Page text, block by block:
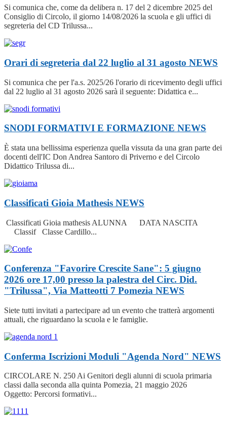
Si comunica che, come da delibera n. 17 del 2 dicembre 2025 del
Consiglio di Circolo, il giorno 14/08/2026 la scuola e gli uffici di
segreteria del CD Trilussa...
Orari di segreteria dal 22 luglio al 31 agosto NEWS
Si comunica che per l'a.s. 2025/26 l'orario di ricevimento degli uffici
dal 22 luglio al 31 agosto 2026 sarà il seguente: Didattica e...
SNODI FORMATIVI E FORMAZIONE NEWS
È stata una bellissima esperienza quella vissuta da una gran parte dei
docenti dell'IC Don Andrea Santoro di Priverno e del Circolo
Didattico Trilussa di...
Classificati Gioia Mathesis NEWS
Classificati Gioia mathesis ALUNNA DATA NASCITA
Classif Classe Cardillo...
Conferenza "Favorire Crescite Sane": 5 giugno
2026 ore 17,00 presso la palestra del Circ. Did.
"Trilussa", Via Matteotti 7 Pomezia NEWS
Siete tutti invitati a partecipare ad un evento che tratterà argomenti
attuali, che riguardano la scuola e le famiglie.
Conferma Iscrizioni Moduli "Agenda Nord" NEWS
CIRCOLARE N. 250 Ai Genitori degli alunni di scuola primaria
classi dalla seconda alla quinta Pomezia, 21 maggio 2026
Oggetto: Percorsi formativi...